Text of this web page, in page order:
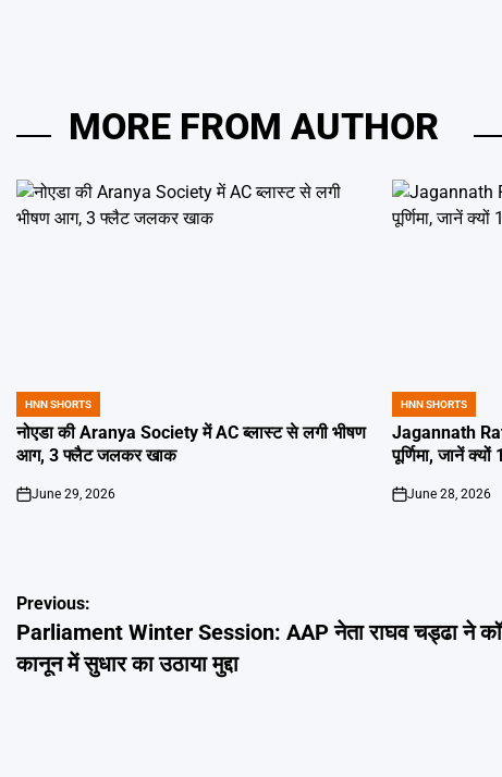
MORE FROM AUTHOR
POSTED
IN
HNN SHORTS
नोएडा की Aranya Society में AC ब्लास्ट से लगी भीषण
आग, 3 फ्लैट जलकर खाक
on
June 29, 2026
POSTED
IN
HNN SHORTS
Jagannath
पूर्णिमा, जानें क्यों
on
June 28, 2026
Post
navigation
Previous:
Parliament Winter Session: AAP नेता राघव चड्ढा ने
कानून में सुधार का उठाया मुद्दा